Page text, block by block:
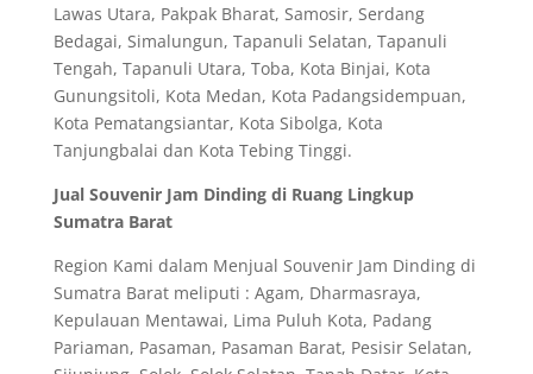
Lawas Utara, Pakpak Bharat, Samosir, Serdang
Bedagai, Simalungun, Tapanuli Selatan, Tapanuli
Tengah, Tapanuli Utara, Toba, Kota Binjai, Kota
Gunungsitoli, Kota Medan, Kota Padangsidempuan,
Kota Pematangsiantar, Kota Sibolga, Kota
Tanjungbalai dan Kota Tebing Tinggi.
Jual Souvenir Jam Dinding di Ruang Lingkup
Sumatra Barat
Region Kami dalam Menjual Souvenir Jam Dinding di
Sumatra Barat meliputi : Agam, Dharmasraya,
Kepulauan Mentawai, Lima Puluh Kota, Padang
Pariaman, Pasaman, Pasaman Barat, Pesisir Selatan,